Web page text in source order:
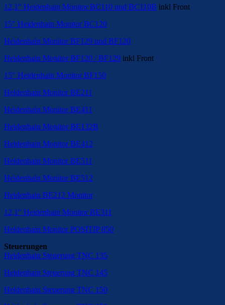
12,1″ Heidenhain Monitor BC110 und BC110B inkl Front
15″ Heidenhain Monitor BC120
Heidenhain Monitor BF129 und BF120
Heidenhain Monitor BF120 / BF129 inkl Front
15″ Heidenhain Monitor BF150
Heidenhain Monitor BE211
Heidenhain Monitor BE411
Heidenhain Monitor BE132B
Heidenhain Monitor BE412
Heidenhain Monitor BE511
Heidenhain Monitor BE512
Heidenhain BE212 Monitor
12,1″ Heidenhain Monitor BE311
Heidenhain Monitor POSITIP 850
Steuerungen
Heidenhain Steuerung TNC 135
Heidenhain Steuerung TNC 145
Heidenhain Steuerung TNC 150